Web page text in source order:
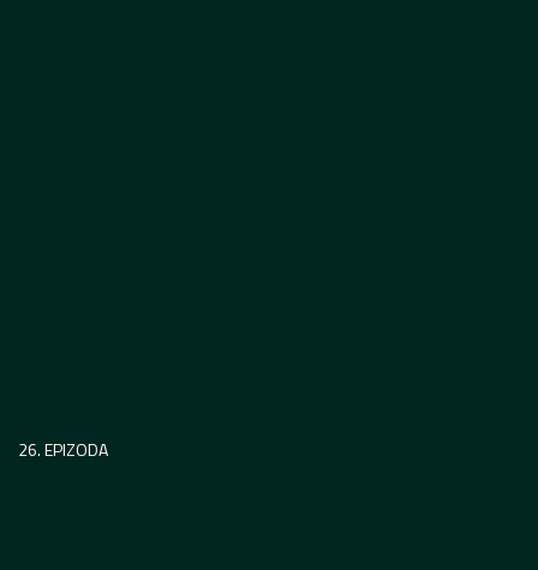
26. EPIZODA